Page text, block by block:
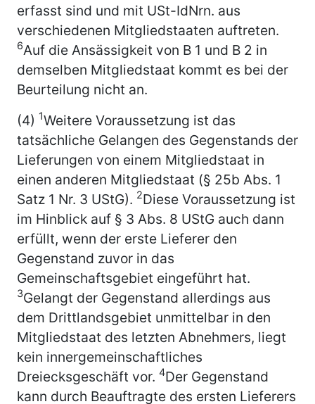
erfasst sind und mit USt-IdNrn. aus
verschiedenen Mitgliedstaaten auftreten.
6Auf die Ansässigkeit von B 1 und B 2 in
demselben Mitgliedstaat kommt es bei der
Beurteilung nicht an.
(4) 1Weitere Voraussetzung ist das
tatsächliche Gelangen des Gegenstands der
Lieferungen von einem Mitgliedstaat in
einen anderen Mitgliedstaat (§ 25b Abs. 1
Satz 1 Nr. 3 UStG). 2Diese Voraussetzung ist
im Hinblick auf § 3 Abs. 8 UStG auch dann
erfüllt, wenn der erste Lieferer den
Gegenstand zuvor in das
Gemeinschaftsgebiet eingeführt hat.
3Gelangt der Gegenstand allerdings aus
dem Drittlandsgebiet unmittelbar in den
Mitgliedstaat des letzten Abnehmers, liegt
kein innergemeinschaftliches
Dreiecksgeschäft vor. 4Der Gegenstand
kann durch Beauftragte des ersten Lieferers